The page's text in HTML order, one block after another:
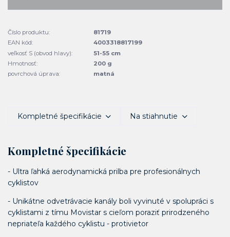
Číslo produktu:
81719
EAN kód:
4003318817199
veľkosť S (obvod hlavy):
51-55 cm
Hmotnosť:
200 g
povrchová úprava:
matná
Kompletné špecifikácie Na stiahnutie
Kompletné špecifikácie
- Ultra ľahká aerodynamická prilba pre profesionálnych
cyklistov
- Unikátne odvetrávacie kanály boli vyvinuté v spolupráci s
cyklistami z tímu Movistar s cieľom poraziť prirodzeného
nepriateľa každého cyklistu - protivietor